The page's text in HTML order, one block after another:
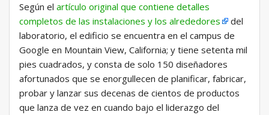
Según el artículo original que contiene detalles
completos de las instalaciones y los alrededores
del
laboratorio, el edificio se encuentra en el campus de
Google en Mountain View, California; y tiene setenta mil
pies cuadrados, y consta de solo 150 diseñadores
afortunados que se enorgullecen de planificar, fabricar,
probar y lanzar sus decenas de cientos de productos
que lanza de vez en cuando bajo el liderazgo del